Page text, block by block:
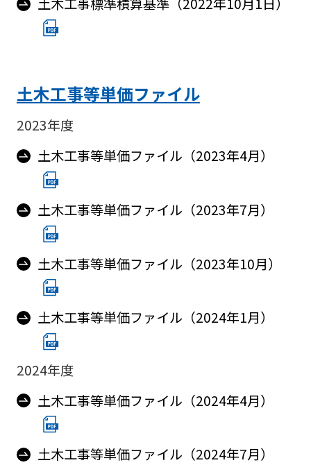
土木工事等単価ファイル
2023年度
土木工事等単価ファイル（2023年4月）
土木工事等単価ファイル（2023年7月）
土木工事等単価ファイル（2023年10月）
土木工事等単価ファイル（2024年1月）
2024年度
土木工事等単価ファイル（2024年4月）
土木工事等単価ファイル（2024年7月）